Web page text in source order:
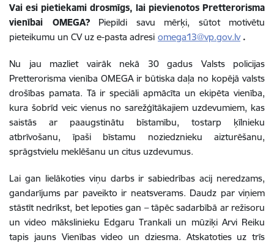
Vai esi pietiekami drosmīgs, lai pievienotos Pretterorisma
vienībai OMEGA?Piepildi savu mērķi, sūtot motivētu
pieteikumu un CV uz e-pasta adresi omega13@vp.gov.lv .
Nu jau mazliet vairāk nekā 30 gadus Valsts policijas
Pretterorisma vienība OMEGA ir būtiska daļa no kopējā valsts
drošības pamata. Tā ir speciāli apmācīta un ekipēta vienība,
kura šobrīd veic vienus no sarežģītākajiem uzdevumiem, kas
saistās ar paaugstinātu bīstamību, tostarp ķīlnieku
atbrīvošanu, īpaši bīstamu noziedznieku aizturēšanu,
sprāgstvielu meklēšanu un citus uzdevumus.
Lai gan lielākoties viņu darbs ir sabiedrības acij neredzams,
gandarījums par paveikto ir neatsverams. Daudz par viņiem
stāstīt nedrīkst, bet lepoties gan – tāpēc sadarbībā ar režisoru
un video mākslinieku Edgaru Trankali un mūziķi Arvi Reiku
tapis jauns Vienības video un dziesma. Atskatoties uz trīs